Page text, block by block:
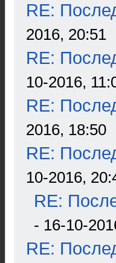
RE:
2016, 20:51
RE:
10-2016,
RE:
2016, 18:50
RE:
10-2016,
RE:
- 16-10-
RE: